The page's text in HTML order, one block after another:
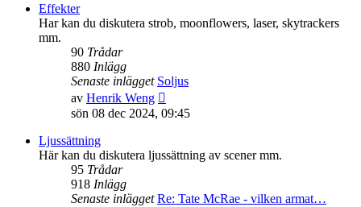
inlägget
Effekter
Har kan du diskutera strob, moonflowers, laser, skytrackers
mm.
90 Trådar
880 Inlägg
Senaste inlägget Soljus
av Henrik Weng
till
inlägget
sön 08 dec 2024, 09:45
Ljussättning
Här kan du diskutera ljussättning av scener mm.
95 Trådar
918 Inlägg
Senaste inlägget Re: Tate McRae - vilken armat…